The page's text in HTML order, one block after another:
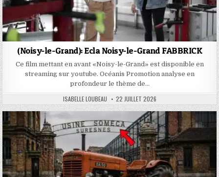
(Noisy-le-Grand): Ecla Noisy-le-Grand FABBRICK
Ce film mettant en avant «Noisy-le-Grand» est disponible en
streaming sur youtube. Océanis Promotion analyse en
profondeur le thème de…
AUTHOR:
ISABELLE LOUBEAU PUBLISHED
DATE:
22 JUILLET 2026